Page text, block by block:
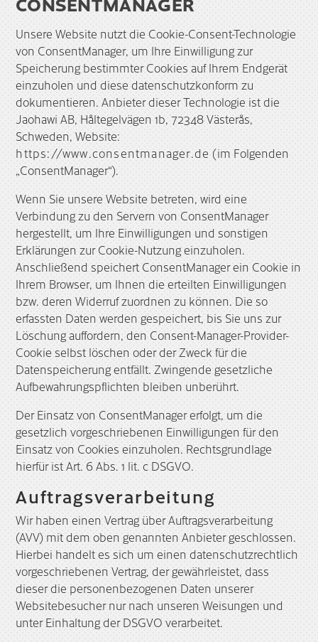
Unsere Website nutzt die Cookie-Consent-Technologie
von ConsentManager, um Ihre Einwilligung zur
Speicherung bestimmter Cookies auf Ihrem Endgerät
einzuholen und diese datenschutzkonform zu
dokumentieren. Anbieter dieser Technologie ist die
Jaohawi AB, Håltegelvägen 1b, 72348 Västerås,
Schweden, Website:
https://www.consentmanager.de (im Folgenden
„ConsentManager“).
Wenn Sie unsere Website betreten, wird eine
Verbindung zu den Servern von ConsentManager
hergestellt, um Ihre Einwilligungen und sonstigen
Erklärungen zur Cookie-Nutzung einzuholen.
Anschließend speichert ConsentManager ein Cookie in
Ihrem Browser, um Ihnen die erteilten Einwilligungen
bzw. deren Widerruf zuordnen zu können. Die so
erfassten Daten werden gespeichert, bis Sie uns zur
Löschung auffordern, den Consent-Manager-Provider-
Cookie selbst löschen oder der Zweck für die
Datenspeicherung entfällt. Zwingende gesetzliche
Aufbewahrungspflichten bleiben unberührt.
Der Einsatz von ConsentManager erfolgt, um die
gesetzlich vorgeschriebenen Einwilligungen für den
Einsatz von Cookies einzuholen. Rechtsgrundlage
hierfür ist Art. 6 Abs. 1 lit. c DSGVO.
Auftragsverarbeitung
Wir haben einen Vertrag über Auftragsverarbeitung
(AVV) mit dem oben genannten Anbieter geschlossen.
Hierbei handelt es sich um einen datenschutzrechtlich
vorgeschriebenen Vertrag, der gewährleistet, dass
dieser die personenbezogenen Daten unserer
Websitebesucher nur nach unseren Weisungen und
unter Einhaltung der DSGVO verarbeitet.